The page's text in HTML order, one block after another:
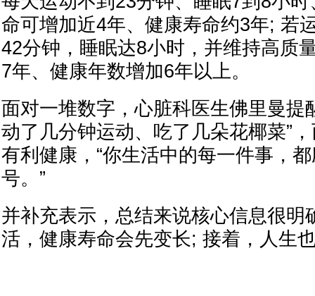
命可增加近4年、健康寿命约3年; 若
42分钟，睡眠达8小时，并维持高质
7年、健康年数增加6年以上。
面对一堆数字，心脏科医生佛里曼提
动了几分钟运动、吃了几朵花椰菜”
有利健康，“你生活中的每一件事，
号。”
并补充表示，总结来说核心信息很明
活，健康寿命会先变长; 接着，人生